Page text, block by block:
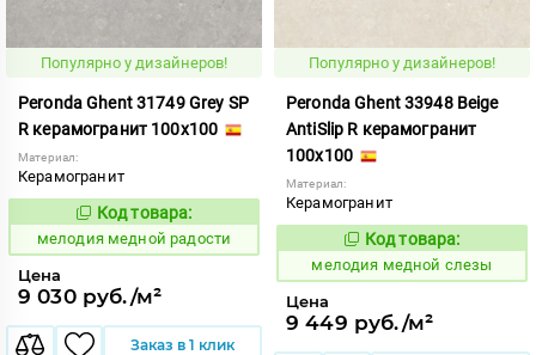
Популярно у дизайнеров!
Peronda Ghent 31749 Grey SP
R керамогранит 100x100
Материал:
Керамогранит
959952
Код товара:
мелодия медной радости
Цена
9 030 руб./м²
Заказ в 1 клик
Популярно у дизайнеров!
Peronda Ghent 33948 Beige
AntiSlip R керамогранит
100x100
Материал:
Керамогранит
959971
Код товара:
мелодия медной слезы
Цена
9 449 руб./м²